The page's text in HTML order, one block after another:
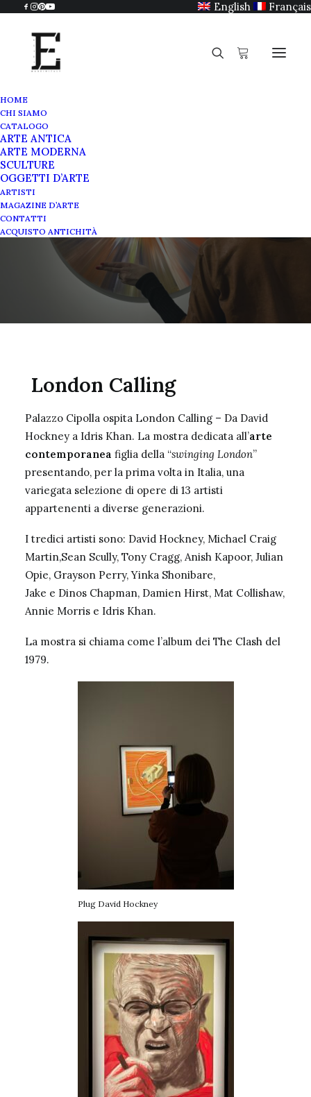
English Français
HOME
CHI SIAMO
CATALOGO
ARTE ANTICA
ARTE MODERNA
SCULTURE
OGGETTI D’ARTE
ARTISTI
MAGAZINE D’ARTE
CONTATTI
ACQUISTO ANTICHITÀ
London calling
GIUGNO 28, 2022
London Calling
Palazzo Cipolla ospita London Calling – Da David
Hockney a Idris Khan. La mostra dedicata all’arte
contemporanea figlia della “swinging London”
presentando, per la prima volta in Italia, una
variegata selezione di opere di 13 artisti
appartenenti a diverse generazioni.
I tredici artisti sono: David Hockney, Michael Craig
Martin,Sean Scully, Tony Cragg, Anish Kapoor, Julian
Opie, Grayson Perry, Yinka Shonibare,
Jake e Dinos Chapman, Damien Hirst, Mat Collishaw,
Annie Morris e Idris Khan.
La mostra si chiama come l’album dei The Clash del
1979.
Plug David Hockney